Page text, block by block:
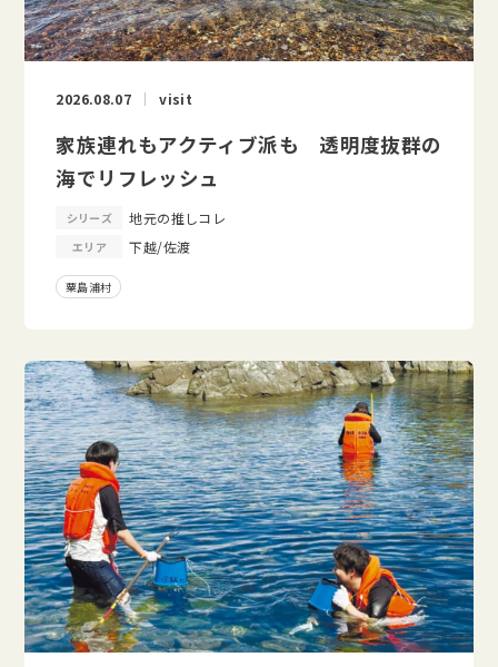
2026.08.07 visit
家族連れもアクティブ派も 透明度抜群の
海でリフレッシュ
シリーズ 地元の推しコレ
エリア 下越/佐渡
粟島浦村